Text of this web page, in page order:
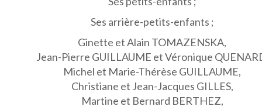
Ses arrière-petits-enfants ;
Ginette et Alain TOMAZENSKA,
Jean-Pierre GUILLAUME et Véronique
Michel et Marie-Thérèse GUILLAUME,
Christiane et Jean-Jacques GILLES,
Martine et Bernard BERTHEZ,